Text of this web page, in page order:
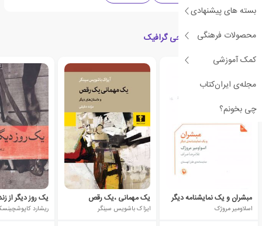
بسته های پیشنهادی
محصولات فرهنگی
کمک آموزشی
مجله‌ی ایران‌کتاب
چی بخونم؟
کتاب های مرتبط با طراحی گرافیک
مبشران و یک نمایشنامه دیگر
اسلاومیر مروژک
یک مهمانی ،یک رقص
ایزاک باشویس سینگر
یک روز دیگر از
ریشارد